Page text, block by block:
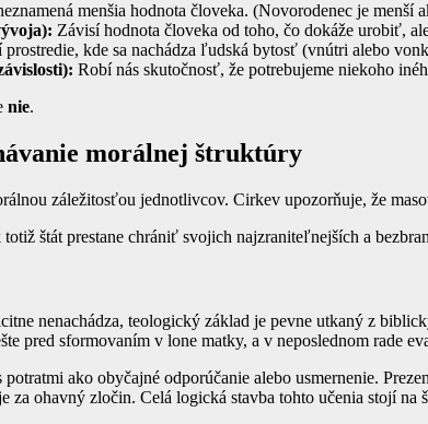
menšia hodnota človeka. (Novorodenec je menší
Závisí hodnota človeka od toho, čo dokáže urobiť,
prostredie, kde sa nachádza ľudská bytosť (vnútri alebo
Robí nás skutočnosť, že potrebujeme niekoho
nie.
morálnej štruktúry
záležitosťou jednotlivcov. Cirkev upozorňuje, že
štát prestane chrániť svojich najzraniteľnejších a
nenachádza, teologický základ je pevne utkaný z
pred sformovaním v lone matky, a v neposlednom rade
ako obyčajné odporúčanie alebo usmernenie.
ohavný zločin. Celá logická stavba tohto učenia stojí na